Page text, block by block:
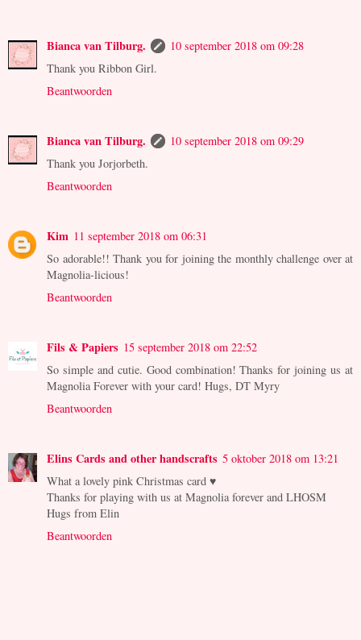
Bianca van Tilburg.
10 september 2018 om 09:28
Thank you Ribbon Girl.
Beantwoorden
Bianca van Tilburg.
10 september 2018 om 09:29
Thank you Jorjorbeth.
Beantwoorden
Kim 11 september 2018 om 06:31
So adorable!! Thank you for joining the monthly challenge over at
Magnolia-licious!
Beantwoorden
Fils & Papiers 15 september 2018 om 22:52
So simple and cutie. Good combination! Thanks for joining us at
Magnolia Forever with your card! Hugs, DT Myry
Beantwoorden
Elins Cards and other handscrafts 5 oktober 2018 om 13:21
What a lovely pink Christmas card ♥
Thanks for playing with us at Magnolia forever and LHOSM
Hugs from Elin
Beantwoorden